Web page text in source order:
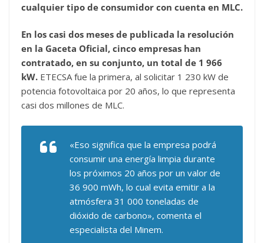
cualquier tipo de consumidor con cuenta en MLC.
En los casi dos meses de publicada la resolución
en la Gaceta Oficial, cinco empresas han
contratado, en su conjunto, un total de 1 966
kW. ETECSA fue la primera, al solicitar 1 230 kW de
potencia fotovoltaica por 20 años, lo que representa
casi dos millones de MLC.
«Eso significa que la empresa podrá
consumir una energía limpia durante
los próximos 20 años por un valor de
36 900 mWh, lo cual evita emitir a la
atmósfera 31 000 toneladas de
dióxido de carbono», comenta el
especialista del Minem.